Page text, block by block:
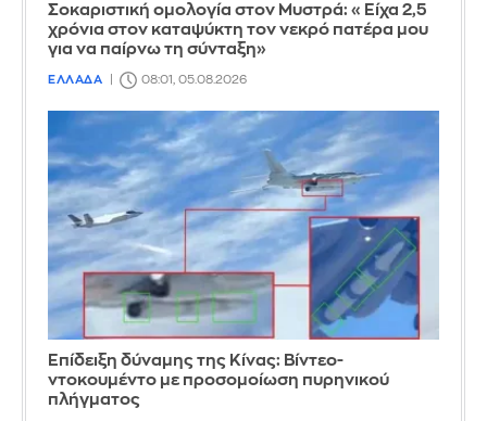
Σοκαριστική ομολογία στον Μυστρά: «Είχα 2,5
χρόνια στον καταψύκτη τον νεκρό πατέρα μου
για να παίρνω τη σύνταξη»
ΕΛΛΑΔΑ 08:01, 05.08.2026
Επίδειξη δύναμης της Κίνας: Βίντεο-
ντοκουμέντο με προσομοίωση πυρηνικού
πλήγματος